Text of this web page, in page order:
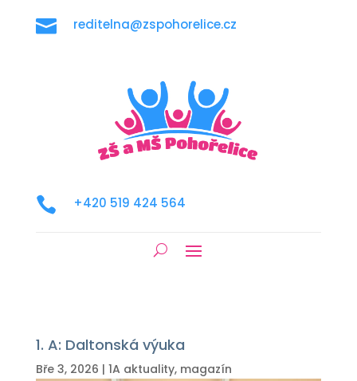
 reditelna@zspohorelice.cz
 +420 519 424 564
1. A: Daltonská výuka
Bře 3, 2026 | 1A aktuality, magazín